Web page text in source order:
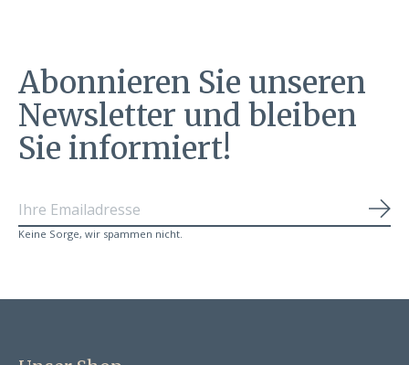
Abonnieren Sie unseren
Newsletter und bleiben
Sie informiert!
Keine Sorge, wir spammen nicht.